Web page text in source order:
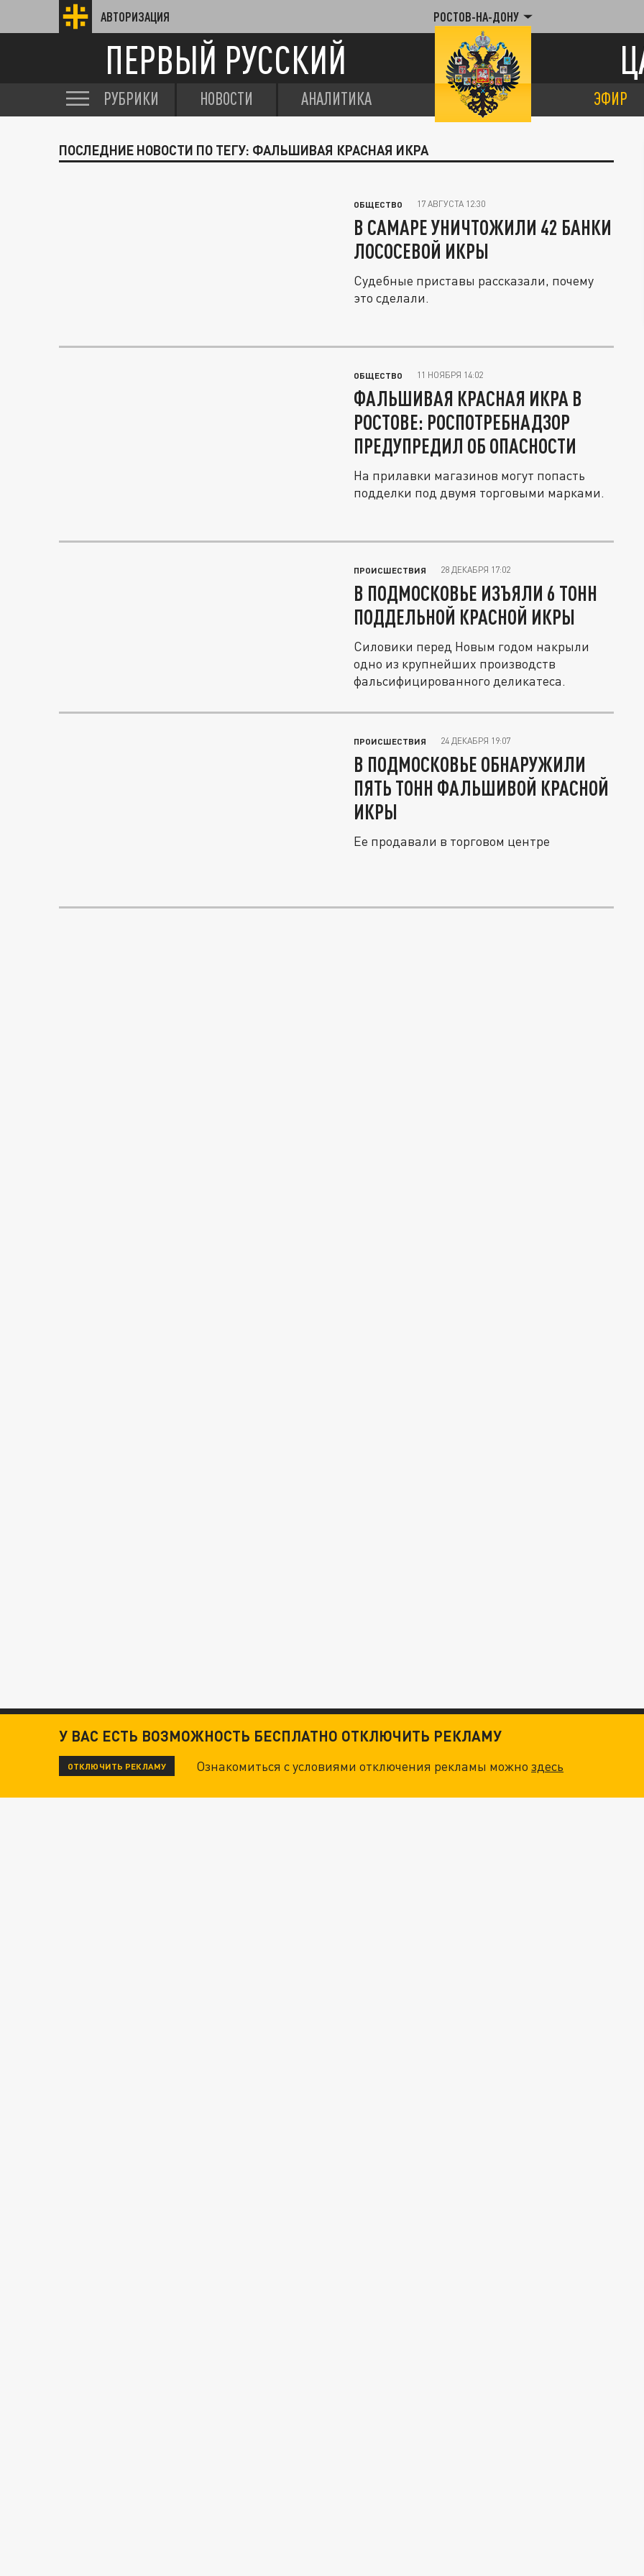
АВТОРИЗАЦИЯ РОСТОВ-НА-ДОНУ
ПЕРВЫЙ РУССКИЙ
РУБРИКИ НОВОСТИ АНАЛИТИКА ЭФИР
ПОСЛЕДНИЕ НОВОСТИ ПО ТЕГУ: ФАЛЬШИВАЯ КРАСНАЯ ИКРА
ОБЩЕСТВО 17 АВГУСТА 12:30
В САМАРЕ УНИЧТОЖИЛИ 42 БАНКИ
ЛОСОСЕВОЙ ИКРЫ
Судебные приставы рассказали, почему
это сделали.
ОБЩЕСТВО 11 НОЯБРЯ 14:02
ФАЛЬШИВАЯ КРАСНАЯ ИКРА В
РОСТОВЕ: РОСПОТРЕБНАДЗОР
ПРЕДУПРЕДИЛ ОБ ОПАСНОСТИ
На прилавки магазинов могут попасть
подделки под двумя торговыми марками.
ПРОИСШЕСТВИЯ 28 ДЕКАБРЯ 17:02
В ПОДМОСКОВЬЕ ИЗЪЯЛИ 6 ТОНН
ПОДДЕЛЬНОЙ КРАСНОЙ ИКРЫ
Силовики перед Новым годом накрыли
одно из крупнейших производств
фальсифицированного деликатеса.
ПРОИСШЕСТВИЯ 24 ДЕКАБРЯ 19:07
В ПОДМОСКОВЬЕ ОБНАРУЖИЛИ
ПЯТЬ ТОНН ФАЛЬШИВОЙ КРАСНОЙ
ИКРЫ
Ее продавали в торговом центре
У ВАС ЕСТЬ ВОЗМОЖНОСТЬ БЕСПЛАТНО ОТКЛЮЧИТЬ РЕКЛАМУ
ОТКЛЮЧИТЬ РЕКЛАМУ Ознакомиться с условиями отключения рекламы можноздесь